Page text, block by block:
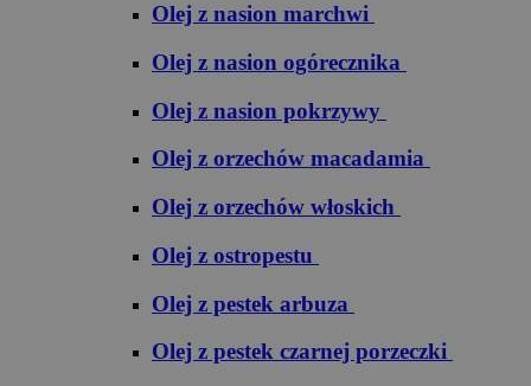
Olej z nasion marchwi
Olej z nasion ogórecznika
Olej z nasion pokrzywy
Olej z orzechów macadamia
Olej z orzechów włoskich
Olej z ostropestu
Olej z pestek arbuza
Olej z pestek czarnej porzeczki